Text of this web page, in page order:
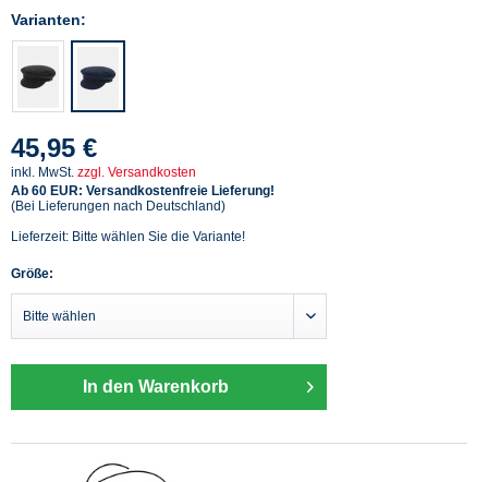
Varianten:
45,95 €
inkl. MwSt. zzgl. Versandkosten
Ab 60 EUR: Versandkostenfreie Lieferung!
(Bei Lieferungen nach Deutschland)
Lieferzeit: Bitte wählen Sie die Variante!
Größe:
In den Warenkorb